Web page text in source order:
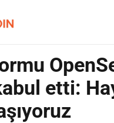
etti: